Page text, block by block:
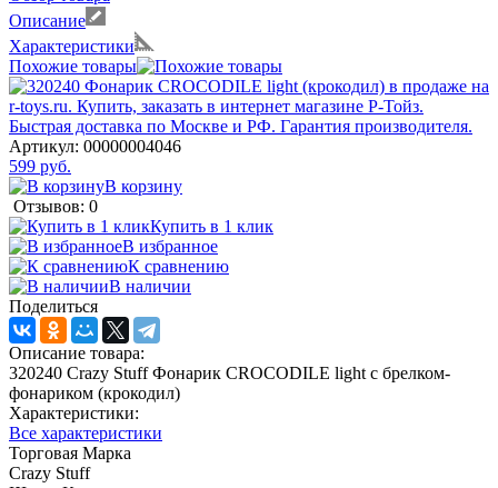
Описание
Характеристики
Похожие товары
Артикул: 00000004046
599 руб.
В корзину
Отзывов: 0
Купить в 1 клик
В избранное
К сравнению
В наличии
Поделиться
Описание товара:
320240 Crazy Stuff Фонарик CROCODILE light с брелком-
фонариком (крокодил)
Характеристики:
Все характеристики
Торговая Марка
Crazy Stuff